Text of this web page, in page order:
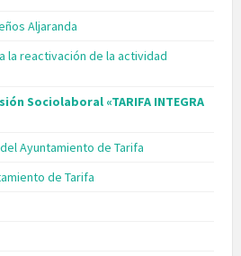
Aljaranda
la reactivación de la actividad
Sociolaboral «TARIFA INTEGRA
Ayuntamiento de Tarifa
de Tarifa